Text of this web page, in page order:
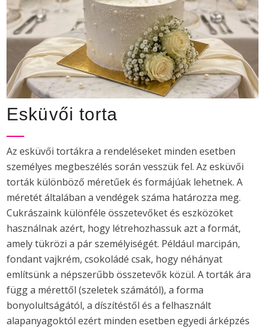
Esküvői torta
Az esküvői tortákra a rendeléseket minden esetben
személyes megbeszélés során vesszük fel. Az esküvői
torták különböző méretűek és formájúak lehetnek. A
méretét általában a vendégek száma határozza meg.
Cukrászaink különféle összetevőket és eszközöket
használnak azért, hogy létrehozhassuk azt a formát,
amely tükrözi a pár személyiségét. Például marcipán,
fondant vajkrém, csokoládé csak, hogy néhányat
említsünk a népszerűbb összetevők közül. A torták ára
függ a mérettől (szeletek számától), a forma
bonyolultságától, a díszítéstől és a felhasznált
alapanyagoktól ezért minden esetben egyedi árképzés